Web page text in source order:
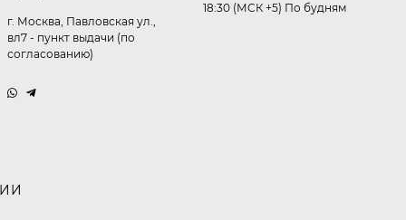
471,40₽
г. Москва, Павловская ул.,
вл7 - пункт выдачи (по
согласованию)
18:30 (МСК +5) По будням